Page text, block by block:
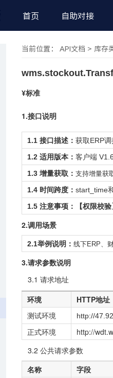
首页 自助对接
当前位置： API文档 > 库存
¥标准
1.接口说明
1.1 接口描述： 获取ERP
1.2 适用版本： 客户端
1.3 增量获取： 支持增量获
1.4 时间跨度： start_time
1.5 注意事项：
【权限校
2.调用场景
2.1举例说明： 线下ERP、
3.请求参数说明
3.1 请求地址
环境
HTTP地址
测试环境
http://
正式环境
http://
3.2 公共请求参数
名称
字段